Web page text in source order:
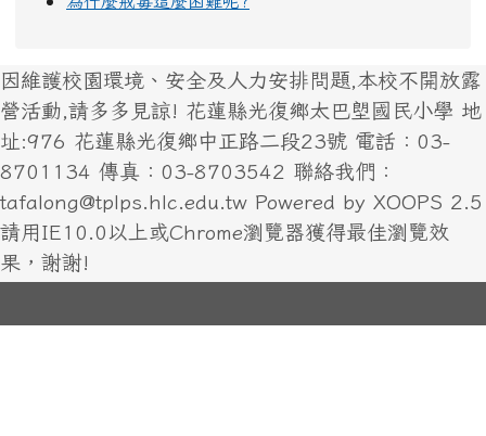
因維護校園環境、安全及人力安排問題,本校不開放露
營活動,請多多見諒! 花蓮縣光復鄉太巴塱國民小學 地
址:976 花蓮縣光復鄉中正路二段23號 電話：03-
8701134 傳真：03-8703542 聯絡我們：
tafalong@tplps.hlc.edu.tw Powered by XOOPS 2.5
請用IE10.0以上或Chrome瀏覽器獲得最佳瀏覽效
果，謝謝!